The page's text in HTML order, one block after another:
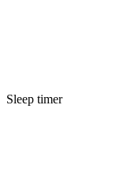
Sleep timer